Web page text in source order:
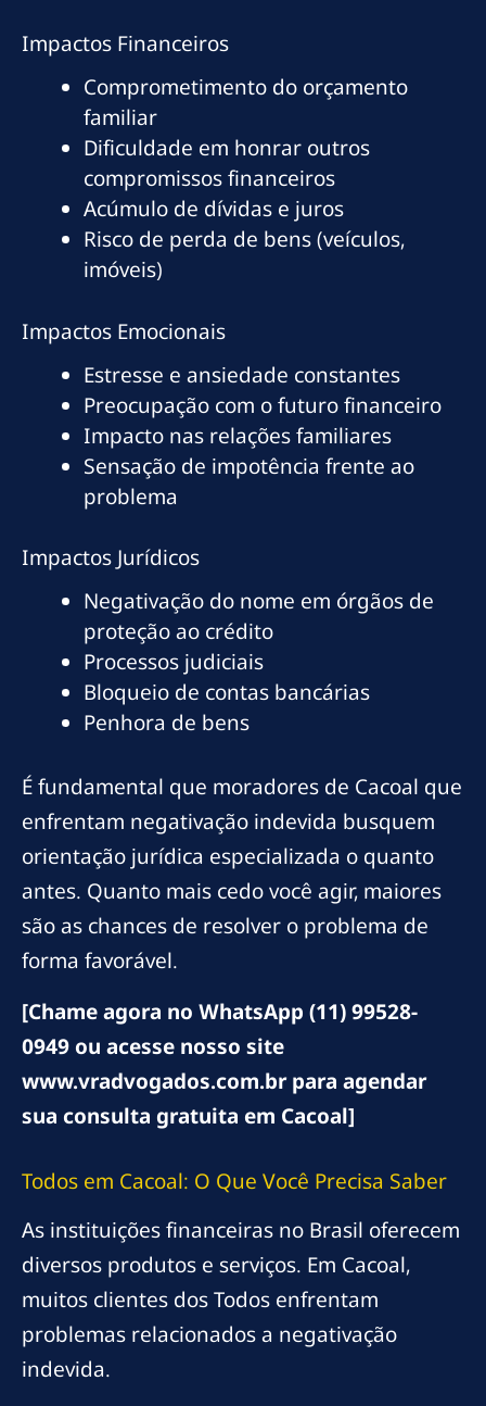
Impactos Financeiros
Comprometimento do orçamento
familiar
Dificuldade em honrar outros
compromissos financeiros
Acúmulo de dívidas e juros
Risco de perda de bens (veículos,
imóveis)
Impactos Emocionais
Estresse e ansiedade constantes
Preocupação com o futuro financeiro
Impacto nas relações familiares
Sensação de impotência frente ao
problema
Impactos Jurídicos
Negativação do nome em órgãos de
proteção ao crédito
Processos judiciais
Bloqueio de contas bancárias
Penhora de bens
É fundamental que moradores de Cacoal que
enfrentam negativação indevida busquem
orientação jurídica especializada o quanto
antes. Quanto mais cedo você agir, maiores
são as chances de resolver o problema de
forma favorável.
[Chame agora no WhatsApp (11) 99528-
0949 ou acesse nosso site
www.vradvogados.com.br para agendar
sua consulta gratuita em Cacoal]
Todos em Cacoal: O Que Você Precisa Saber
As instituições financeiras no Brasil oferecem
diversos produtos e serviços. Em Cacoal,
muitos clientes dos Todos enfrentam
problemas relacionados a negativação
indevida.